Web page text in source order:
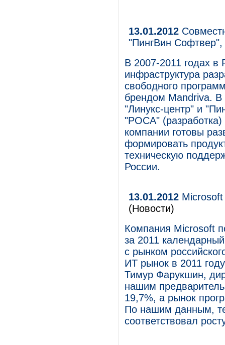
13.01.2012
"ПингВин
В 2007-2011 годах в
инфраструктура
свободного
брендом Mandriva. В
"Линукс-центр" и
"РОСА" (разработка)
компании готовы
формировать
техническую
России.
13.01.2012 Microsoft
(Новости)
Компания Microsoft
за 2011
с рынком
ИТ рынок в 2011
Тимур Фарукшин,
нашим
19,7%, а рынок
По нашим данным,
соответствовал